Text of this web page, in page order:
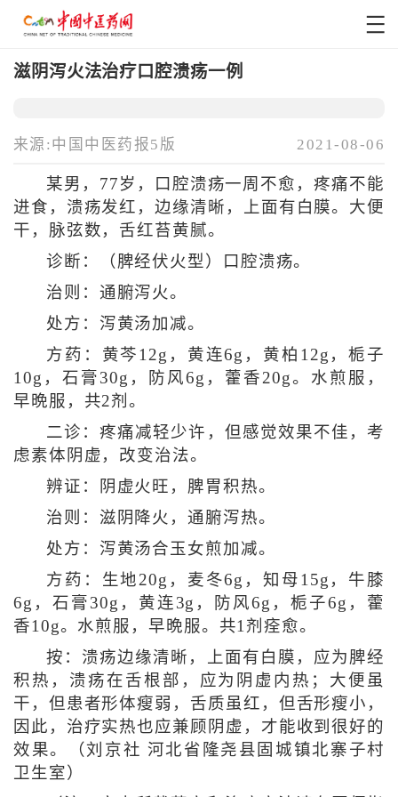
滋阴泻火法治疗口腔溃疡一例
来源:中国中医药报5版 2021-08-06
某男，77岁，口腔溃疡一周不愈，疼痛不能
进食，溃疡发红，边缘清晰，上面有白膜。大便
干，脉弦数，舌红苔黄腻。
诊断：（脾经伏火型）口腔溃疡。
治则：通腑泻火。
处方：泻黄汤加减。
方药：黄芩12g，黄连6g，黄柏12g，栀子
10g，石膏30g，防风6g，藿香20g。水煎服，
早晩服，共2剂。
二诊：疼痛减轻少许，但感觉效果不佳，考
虑素体阴虚，改变治法。
辨证：阴虚火旺，脾胃积热。
治则：滋阴降火，通腑泻热。
处方：泻黄汤合玉女煎加减。
方药：生地20g，麦冬6g，知母15g，牛膝
6g，石膏30g，黄连3g，防风6g，栀子6g，藿
香10g。水煎服，早晩服。共1剂痊愈。
按：溃疡边缘清晰，上面有白膜，应为脾经
积热，溃疡在舌根部，应为阴虚内热；大便虽
干，但患者形体瘦弱，舌质虽红，但舌形瘦小，
因此，治疗实热也应兼顾阴虚，才能收到很好的
效果。（刘京社 河北省隆尧县固城镇北寨子村
卫生室）